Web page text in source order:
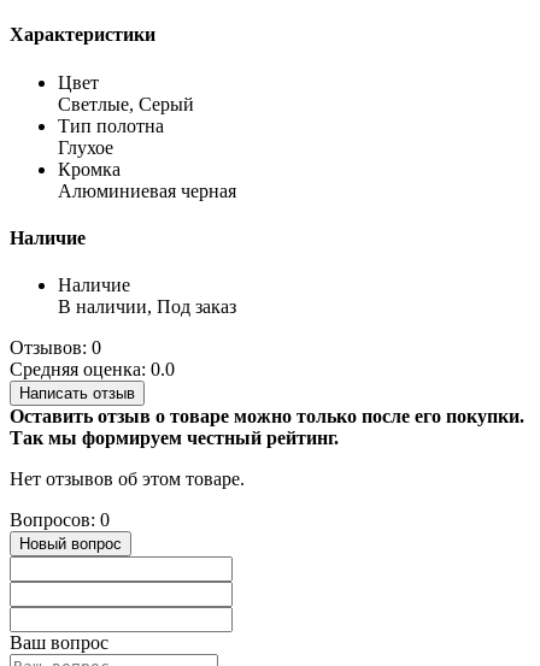
Характеристики
Цвет
Светлые, Серый
Тип полотна
Глухое
Кромка
Алюминиевая черная
Наличие
Наличие
В наличии, Под заказ
Отзывов: 0
Средняя оценка: 0.0
Написать отзыв
Оставить отзыв о товаре можно только после его покупки.
Так мы формируем честный рейтинг.
Нет отзывов об этом товаре.
Вопросов: 0
Новый вопрос
Ваш вопрос